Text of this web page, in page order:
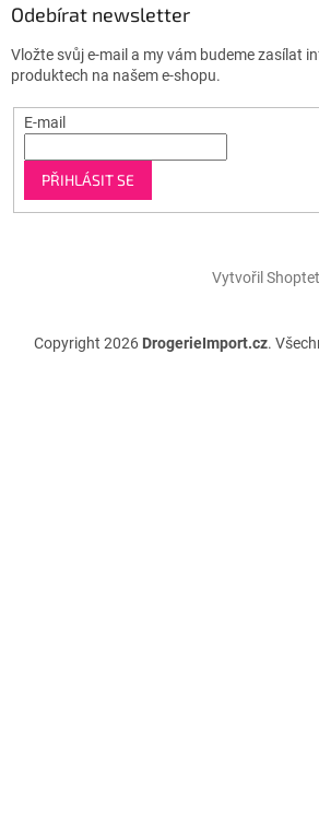
Odebírat newsletter
Vložte svůj e-mail a my vám budeme zasílat
produktech na našem e-shopu.
E-mail
PŘIHLÁSIT SE
Vytvořil Shoptet
Copyright 2026 DrogerieImport.cz.